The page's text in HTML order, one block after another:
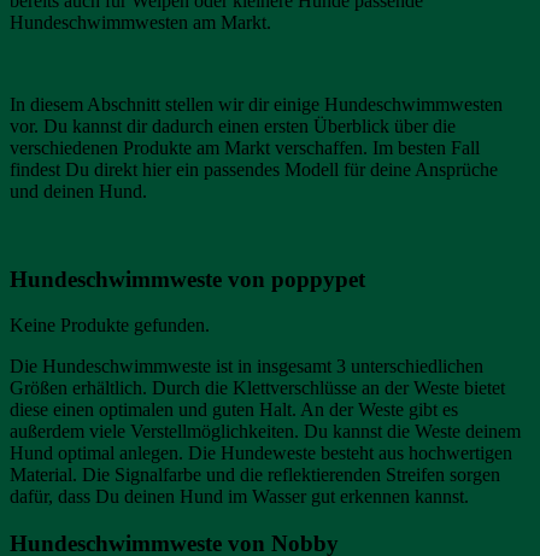
Hundeschwimmwesten am Markt.
In diesem Abschnitt stellen wir dir einige Hundeschwimmwesten
vor. Du kannst dir dadurch einen ersten Überblick über die
verschiedenen Produkte am Markt verschaffen. Im besten Fall
findest Du direkt hier ein passendes Modell für deine Ansprüche
und deinen Hund.
Hundeschwimmweste von poppypet
Keine Produkte gefunden.
Die Hundeschwimmweste ist in insgesamt 3 unterschiedlichen
Größen erhältlich. Durch die Klettverschlüsse an der Weste bietet
diese einen optimalen und guten Halt. An der Weste gibt es
außerdem viele Verstellmöglichkeiten. Du kannst die Weste deinem
Hund optimal anlegen. Die Hundeweste besteht aus hochwertigen
Material. Die Signalfarbe und die reflektierenden Streifen sorgen
dafür, dass Du deinen Hund im Wasser gut erkennen kannst.
Hundeschwimmweste von Nobby